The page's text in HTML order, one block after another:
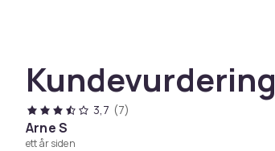
3,7 (7)
Arne S
ett år siden